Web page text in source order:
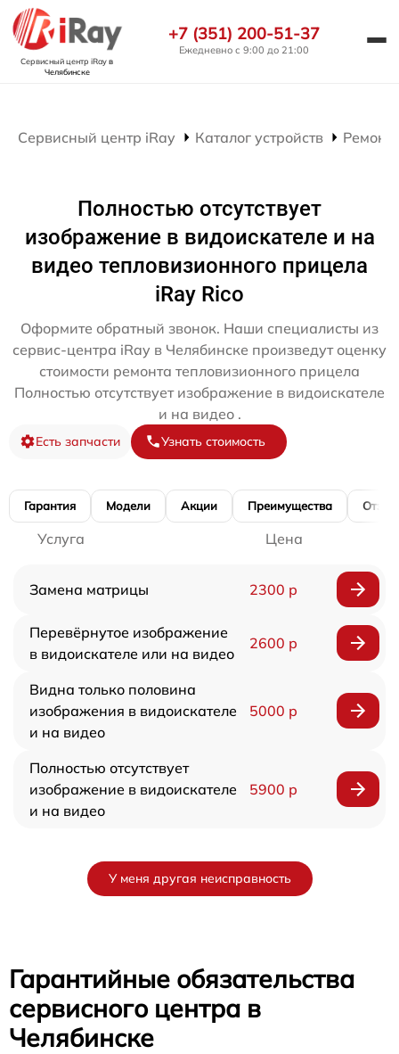
Сервисный центр iRayв
Челябинске
+7 (351) 200-51-37
Ежедневно с 9:00 до 21:00
Сервисный центр iRay Каталог устройств Ремонт
Полностью отсутствует
изображение в видоискателе и на
видео тепловизионного прицела
iRay Rico
Оформите обратный звонок. Наши специалисты из
сервис-центра iRay в Челябинске произведут оценку
стоимости ремонта тепловизионного прицела
Полностью отсутствует изображение в видоискателе
и на видео .
Есть запчасти Узнать стоимость
Гарантия Модели Акции Преимущества
Услуга Цена
Замена матрицы 2300 р
Перевёрнутое изображение
в видоискателе или на видео
2600 р
Видна только половина
изображения в видоискателе
и на видео
5000 р
Полностью отсутствует
изображение в видоискателе
и на видео
5900 р
У меня другая неисправность
Гарантийные обязательства
сервисного центра в
Челябинске